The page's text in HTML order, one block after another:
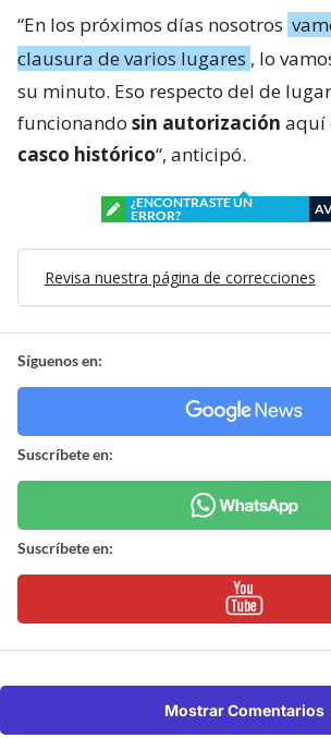
“En los próximos días nosotros
clausura de varios lugares , lo
su minuto. Eso respecto del de
funcionando sin autorización aquí
casco histórico“, anticipó.
¿ENCONTRASTE UN
ERROR?
Revisa nuestra página de correcciones
Síguenos en:
Suscríbete en:
Suscríbete en:
Mostrar Comentarios